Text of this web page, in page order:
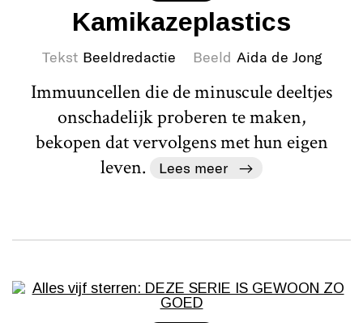
Kamikazeplastics
Tekst Beeldredactie Beeld Aida de Jong
Immuuncellen die de minuscule deeltjes
onschadelijk proberen te maken,
bekopen dat vervolgens met hun eigen
leven.
Lees meer